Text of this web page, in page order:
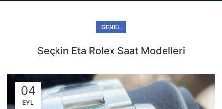
GENEL
Seçkin Eta Rolex Saat Modelleri
04
EYL